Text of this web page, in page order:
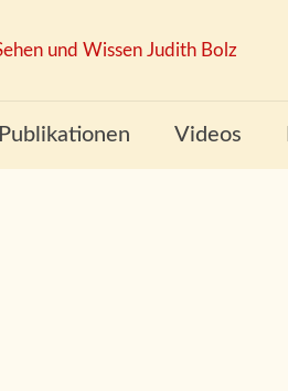
Publikationen Videos